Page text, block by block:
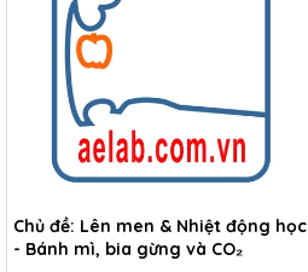
Chủ đề: Lên men & Nhiệt động học
- Bánh mì, bia gừng và CO₂